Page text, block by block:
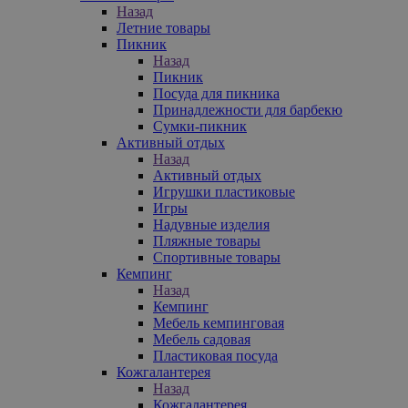
Назад
Летние товары
Пикник
Назад
Пикник
Посуда для пикника
Принадлежности для барбекю
Сумки-пикник
Активный отдых
Назад
Активный отдых
Игрушки пластиковые
Игры
Надувные изделия
Пляжные товары
Спортивные товары
Кемпинг
Назад
Кемпинг
Мебель кемпинговая
Мебель садовая
Пластиковая посуда
Кожгалантерея
Назад
Кожгалантерея